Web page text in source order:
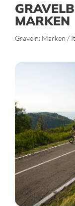
MARKEN
Graveln: Marken /